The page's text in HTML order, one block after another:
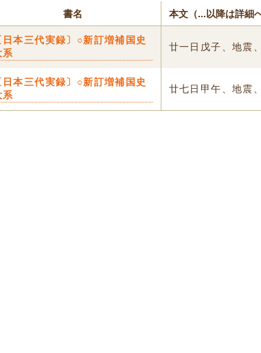
書名 本文（...以降は詳細へ
日本三代実録〕○新訂増補国史
系
廿一日戊子、地震、
日本三代実録〕○新訂増補国史
系
廿七日甲午、地震、